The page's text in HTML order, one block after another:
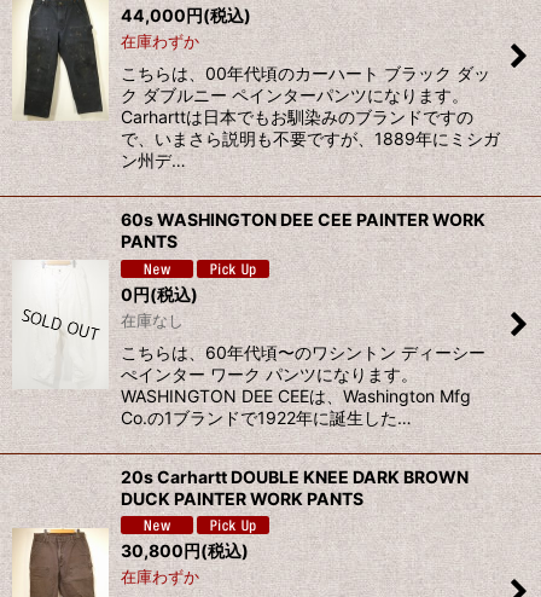
44,000円(税込)
在庫わずか
こちらは、00年代頃のカーハート ブラック ダッ
ク ダブルニー ペインターパンツになります。
Carharttは日本でもお馴染みのブランドですの
で、いまさら説明も不要ですが、1889年にミシガ
ン州デ…
60s WASHINGTON DEE CEE PAINTER WORK
PANTS
0円(税込)
在庫なし
こちらは、60年代頃〜のワシントン ディーシー
ぺインター ワーク パンツになります。
WASHINGTON DEE CEEは、Washington Mfg
Co.の1ブランドで1922年に誕生した…
20s Carhartt DOUBLE KNEE DARK BROWN
DUCK PAINTER WORK PANTS
30,800円(税込)
在庫わずか